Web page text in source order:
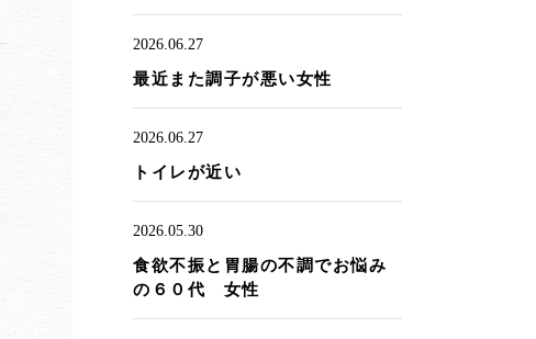
2026.06.27
最近また調子が悪い女性
2026.06.27
トイレが近い
2026.05.30
食欲不振と胃腸の不調でお悩み
の６０代 女性